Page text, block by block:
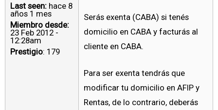
Last seen: hace 8
años 1 mes
Miembro desde:
23 Feb 2012 -
12:28am
Prestigio: 179
Serás exenta (CABA) si tenés
domicilio en CABA y facturás al
cliente en CABA.
Para ser exenta tendrás que
modificar tu domicilio en AFIP y
Rentas, de lo contrario, deberás